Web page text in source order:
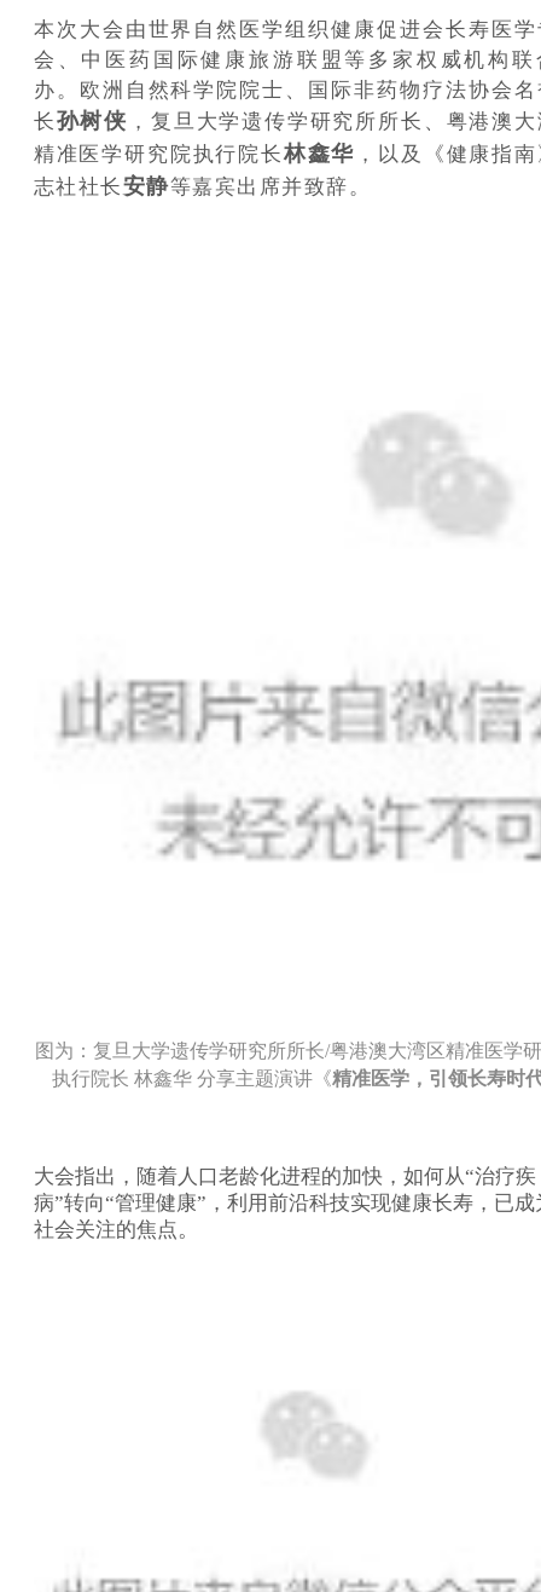
本次大会由世界自然医学组织健康促进会长寿医
会、中医药国际健康旅游联盟等多家权威机构联
办。欧洲自然科学院院士、国际非药物疗法协会
长孙树侠 ，复旦大学遗传学研究所所长、粤港澳
精准医学研究院执行院长林鑫华 ，以及《健康指
志社社长安静等嘉宾出席并致辞。
图为： 复旦大学遗传学研究所所长/粤港澳大湾区精准医学
执行院长 林鑫华 分享主题演讲《精准医学，引领长寿时
大会指出，随着人口老龄化进程的加快，如何从“治疗疾
病”转向“管理健康”，利用前沿科技实现健康长寿，已成
社会关注的焦点。